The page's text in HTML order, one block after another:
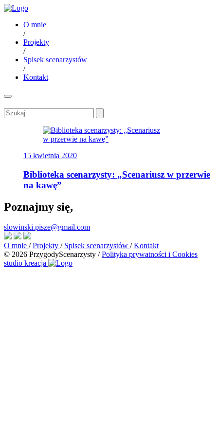
O mnie
/
Projekty
/
Spisek scenarzystów
/
Kontakt
15 kwietnia 2020
Biblioteka scenarzysty: „Scenariusz w przerwie
na kawę”
Poznajmy się,
slowinski.pisze@gmail.com
O mnie / Projekty / Spisek scenarzystów / Kontakt
© 2026 PrzygodyScenarzysty / Polityka prywatności i Cookies
studio kreacja